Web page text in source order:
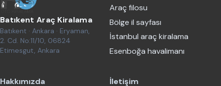
Batıkent Araç Kiralama
Batıkent · Ankara · Eryaman,
2. Cd. No:11/10, 06824
Etimesgut, Ankara
Araç filosu
Bölge il sayfası
İstanbul araç kiralama
Esenboğa havalimanı
Hakkımızda İletişim